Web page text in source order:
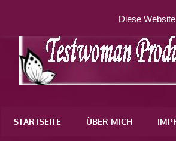
springen
WordPress-
STARTSEITE ÜBER MICH
Diese